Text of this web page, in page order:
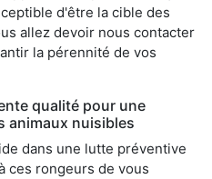
d'être la cible des
allez devoir nous contacter
la pérennité de vos
qualité pour une
animaux nuisibles
dans une lutte préventive
ces rongeurs de vous